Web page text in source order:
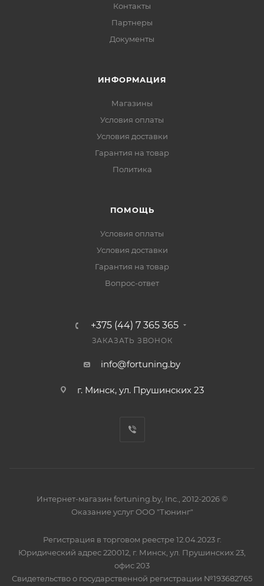
Контакты
Партнеры
Документы
ИНФОРМАЦИЯ
Магазины
Условия оплаты
Условия доставки
Гарантия на товар
Политика
ПОМОЩЬ
Условия оплаты
Условия доставки
Гарантия на товар
Вопрос-ответ
+375 (44) 7 365 365
ЗАКАЗАТЬ ЗВОНОК
info@fortuning.by
г. Минск, ул. Прушинских 23
Интернет-магазин fortuning.by, Inc., 2012-2026 ©
Оказание услуг ООО "Тюнинг"
Регистрация в торговом реестре 12.04.2023 г.
Юридический адрес 220012, г. Минск, ул. Прушинских 23,
офис 203
Свидетельство о государственной регистрации №193682765